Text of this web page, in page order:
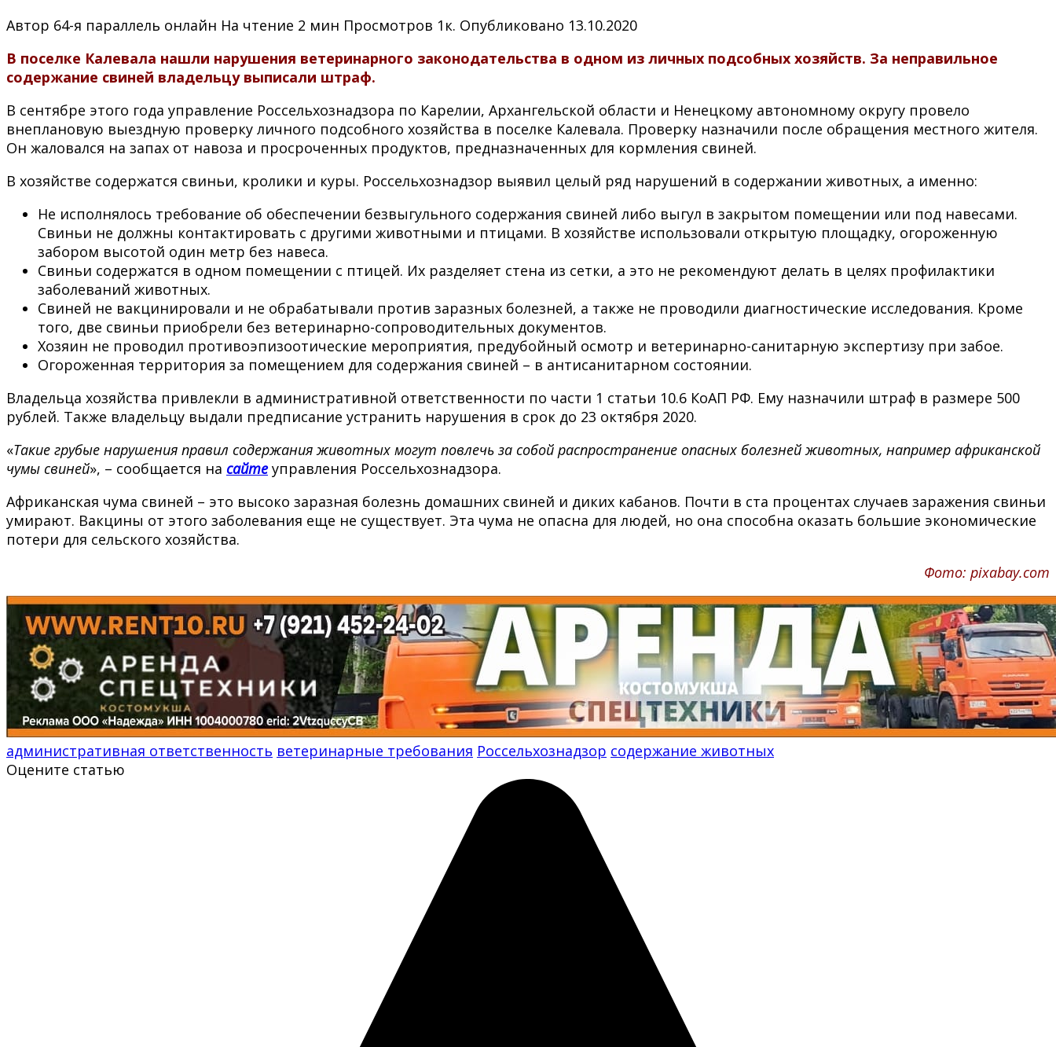
Автор 64-я параллель онлайн На чтение 2 мин Просмотров 1к. Опубликовано 13.10.2020
В поселке Калевала нашли нарушения ветеринарного законодательства в одном из личных подсобных хозяйств. За неправильное
содержание свиней владельцу выписали штраф.
В сентябре этого года управление Россельхознадзора по Карелии, Архангельской области и Ненецкому автономному округу провело
внеплановую выездную проверку личного подсобного хозяйства в поселке Калевала. Проверку назначили после обращения местного жителя.
Он жаловался на запах от навоза и просроченных продуктов, предназначенных для кормления свиней.
В хозяйстве содержатся свиньи, кролики и куры. Россельхознадзор выявил целый ряд нарушений в содержании животных, а именно:
Не исполнялось требование об обеспечении безвыгульного содержания свиней либо выгул в закрытом помещении или под навесами.
Свиньи не должны контактировать с другими животными и птицами. В хозяйстве использовали открытую площадку, огороженную
забором высотой один метр без навеса.
Свиньи содержатся в одном помещении с птицей. Их разделяет стена из сетки, а это не рекомендуют делать в целях профилактики
заболеваний животных.
Свиней не вакцинировали и не обрабатывали против заразных болезней, а также не проводили диагностические исследования. Кроме
того, две свиньи приобрели без ветеринарно-сопроводительных документов.
Хозяин не проводил противоэпизоотические мероприятия, предубойный осмотр и ветеринарно-санитарную экспертизу при забое.
Огороженная территория за помещением для содержания свиней – в антисанитарном состоянии.
Владельца хозяйства привлекли в административной ответственности по части 1 статьи 10.6 КоАП РФ. Ему назначили штраф в размере 500
рублей. Также владельцу выдали предписание устранить нарушения в срок до 23 октября 2020.
«Такие грубые нарушения правил содержания животных могут повлечь за собой распространение опасных болезней животных, например африканской
чумы свиней», – сообщается на сайтеуправления Россельхознадзора.
Африканская чума свиней – это высоко заразная болезнь домашних свиней и диких кабанов. Почти в ста процентах случаев заражения свиньи
умирают. Вакцины от этого заболевания еще не существует. Эта чума не опасна для людей, но она способна оказать большие экономические
потери для сельского хозяйства.
Фото: pixabay.com
административная ответственность ветеринарные требования Россельхознадзор содержание животных
Оцените статью